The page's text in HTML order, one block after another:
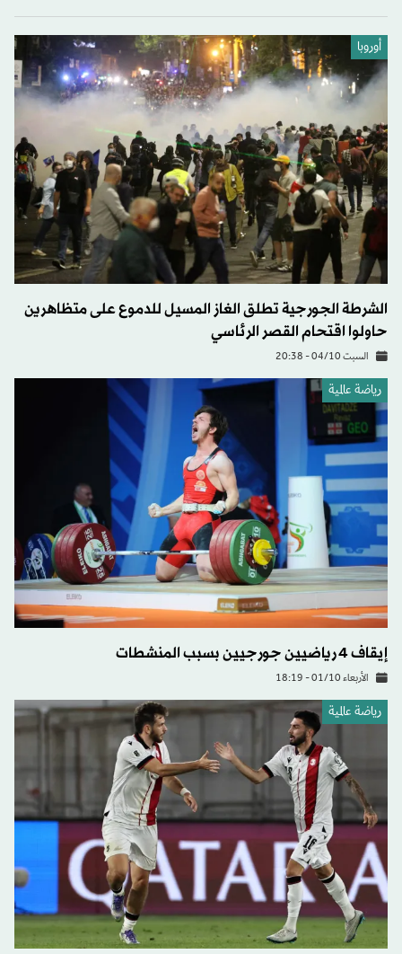
أوروبا
الشرطة الجورجية تطلق الغاز المسيل للدموع على متظاهرين
حاولوا اقتحام القصر الرئاسي
السبت 04/10 - 20:38
رياضة عالمية
إيقاف 4 رياضيين جورجيين بسبب المنشطات
الأربعاء 01/10 - 18:19
رياضة عالمية